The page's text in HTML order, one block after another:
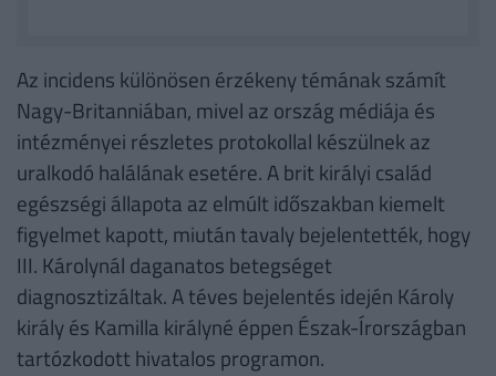
Az incidens különösen érzékeny témának számít
Nagy-Britanniában, mivel az ország médiája és
intézményei részletes protokollal készülnek az
uralkodó halálának esetére. A brit királyi család
egészségi állapota az elmúlt időszakban kiemelt
figyelmet kapott, miután tavaly bejelentették, hogy
III. Károlynál daganatos betegséget
diagnosztizáltak. A téves bejelentés idején Károly
király és Kamilla királyné éppen Észak-Írországban
tartózkodott hivatalos programon.